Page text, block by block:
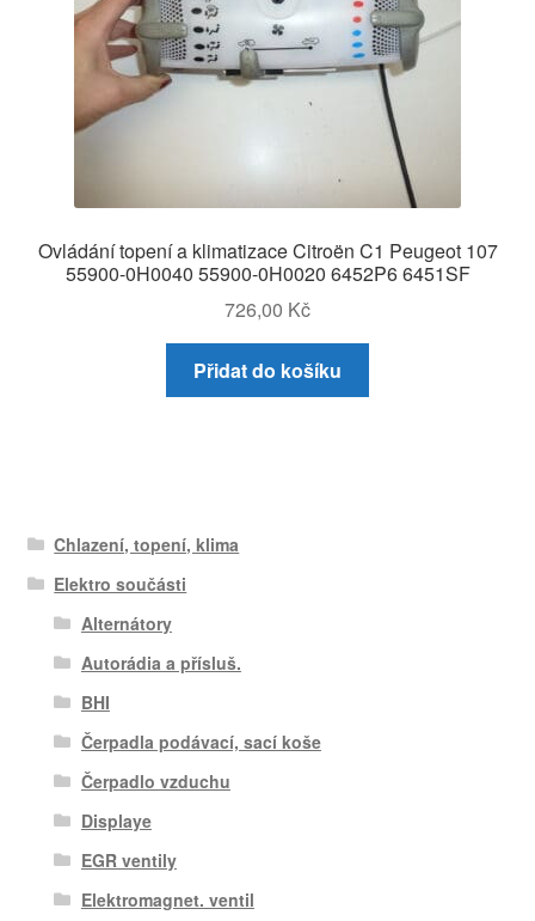
Ovládání topení a klimatizace Citroën C1 Peugeot 107
55900-0H0040 55900-0H0020 6452P6 6451SF
726,00 Kč
Přidat do košíku
Chlazení, topení, klima
Elektro součásti
Alternátory
Autorádia a přísluš.
BHI
Čerpadla podávací, sací koše
Čerpadlo vzduchu
Displaye
EGR ventily
Elektromagnet. ventil